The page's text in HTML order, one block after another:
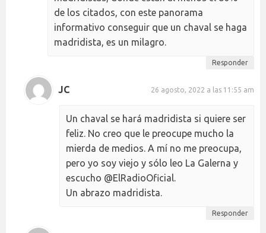
de los citados, con este panorama
informativo conseguir que un chaval se haga
madridista, es un milagro.
Responder
JC 26 agosto, 2022 a las 11:55 am
Un chaval se hará madridista si quiere ser
feliz. No creo que le preocupe mucho la
mierda de medios. A mí no me preocupa,
pero yo soy viejo y sólo leo La Galerna y
escucho @ElRadioOficial.
Un abrazo madridista.
Responder